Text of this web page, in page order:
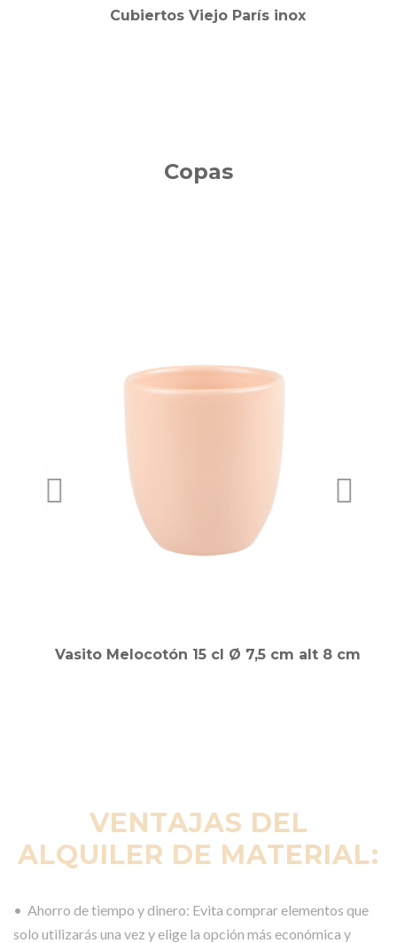
Cubiertos Viejo París inox
Copas
Vasito Melocotón 15 cl Ø 7,5 cm alt 8 cm
VENTAJAS DEL
ALQUILER DE MATERIAL:
• Ahorro de tiempo y dinero: Evita comprar elementos que
solo utilizarás una vez y elige la opción más económica y